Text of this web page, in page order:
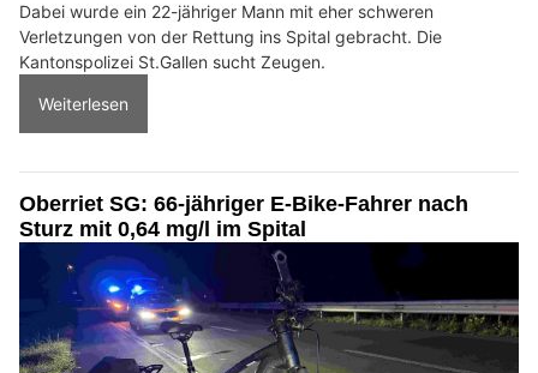
Dabei wurde ein 22-jähriger Mann mit eher schweren
Verletzungen von der Rettung ins Spital gebracht. Die
Kantonspolizei St.Gallen sucht Zeugen.
Weiterlesen
Oberriet SG: 66-jähriger E-Bike-Fahrer nach
Sturz mit 0,64 mg/l im Spital